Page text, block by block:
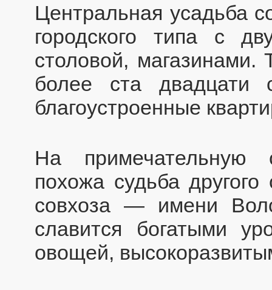
Центральная усадьба
городского типа с
столовой, магазинами.
более ста двадцати
благоустроенные
На примечательную
похожа судьба
совхоза — имени
славится богатыми
овощей,